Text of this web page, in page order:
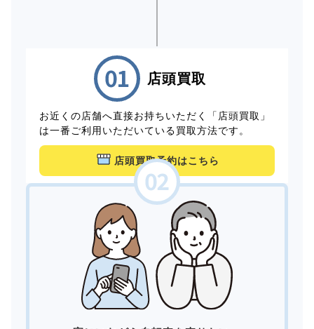
店頭買取
お近くの店舗へ直接お持ちいただく「店頭買取」
は一番ご利用いただいている買取方法です。
店頭買取予約はこちら